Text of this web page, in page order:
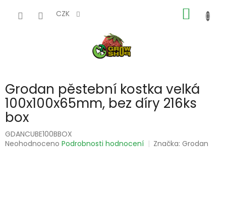
CZK
KOŠÍK
Grodan pěstební kostka velká
100x100x65mm, bez díry 216ks
box
GDANCUBE100BBOX
Průměrné
Neohodnoceno Podrobnosti hodnocení Značka:Grodan